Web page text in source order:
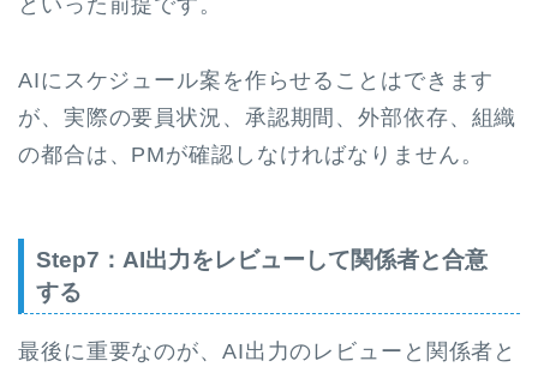
AIにスケジュール案を作らせることはできます
が、実際の要員状況、承認期間、外部依存、組織
の都合は、PMが確認しなければなりません。
Step7：AI出力をレビューして関係者と合意
する
最後に重要なのが、AI出力のレビューと関係者と